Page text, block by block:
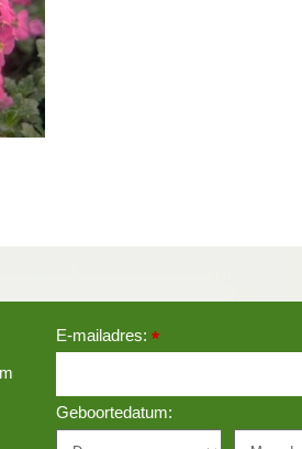
E-mailadres: *
Geboortedatum: